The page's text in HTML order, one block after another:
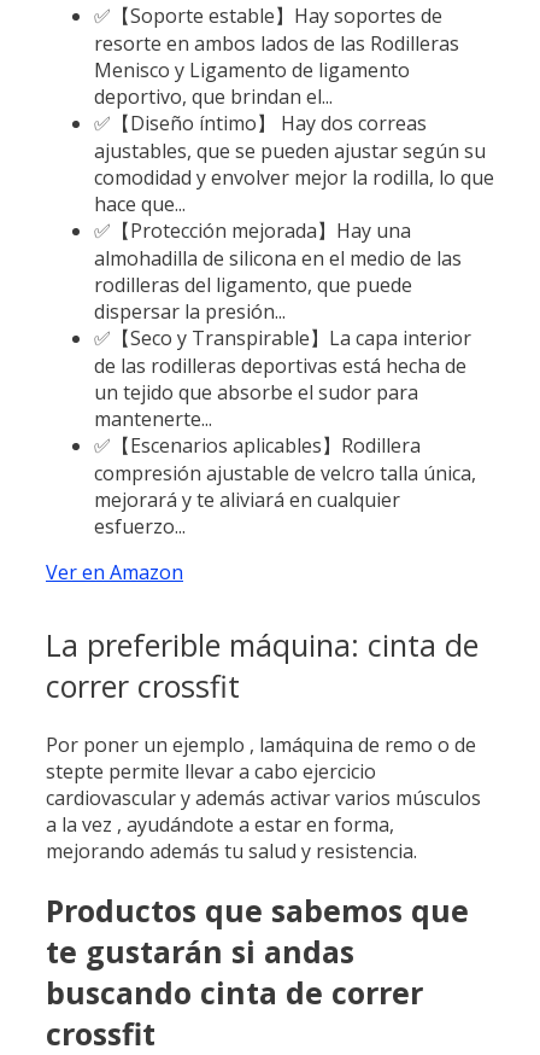
✅【Soporte estable】Hay soportes de
resorte en ambos lados de las Rodilleras
Menisco y Ligamento de ligamento
deportivo, que brindan el...
✅【Diseño íntimo】 Hay dos correas
ajustables, que se pueden ajustar según su
comodidad y envolver mejor la rodilla, lo que
hace que...
✅【Protección mejorada】Hay una
almohadilla de silicona en el medio de las
rodilleras del ligamento, que puede
dispersar la presión...
✅【Seco y Transpirable】La capa interior
de las rodilleras deportivas está hecha de
un tejido que absorbe el sudor para
mantenerte...
✅【Escenarios aplicables】Rodillera
compresión ajustable de velcro talla única,
mejorará y te aliviará en cualquier
esfuerzo...
Ver en Amazon
La preferible máquina: cinta de
correr crossfit
Por poner un ejemplo , lamáquina de remo o de
stepte permite llevar a cabo ejercicio
cardiovascular y además activar varios músculos
a la vez , ayudándote a estar en forma,
mejorando además tu salud y resistencia.
Productos que sabemos que
te gustarán si andas
buscando cinta de correr
crossfit